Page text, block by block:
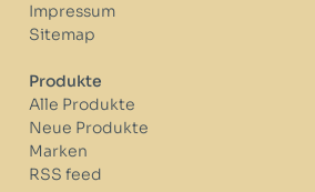
Impressum
Sitemap
Produkte
Alle Produkte
Neue Produkte
Marken
RSS feed